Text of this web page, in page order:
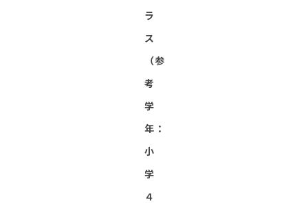
ラ
ス
（参
考
学
年：
小
学
４